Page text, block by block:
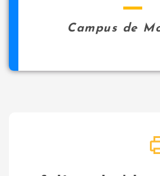
Campus de